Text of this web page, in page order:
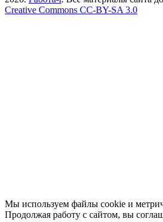
Creative Commons СС-BY-SA 3.0
Мы используем файлы cookie и
Продолжая работу с сайтом, вы